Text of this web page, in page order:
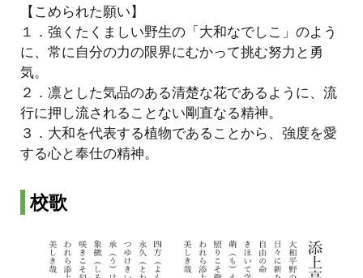
【こめられた願い】
１．強くたくましい野生の「大和なでしこ」のよう
に、常に自分の力の限界にむかって挑む努力と勇
気。
２．凛とした気品のある清楚な花であるように、流
行に押し流されることない剛直なる精神。
３．大和を代表する植物であることから、強度を愛
する心と奉仕の精神。
校歌